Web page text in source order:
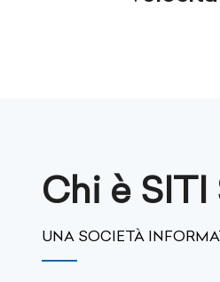
Chi è SITI
UNA SOCIETÀ